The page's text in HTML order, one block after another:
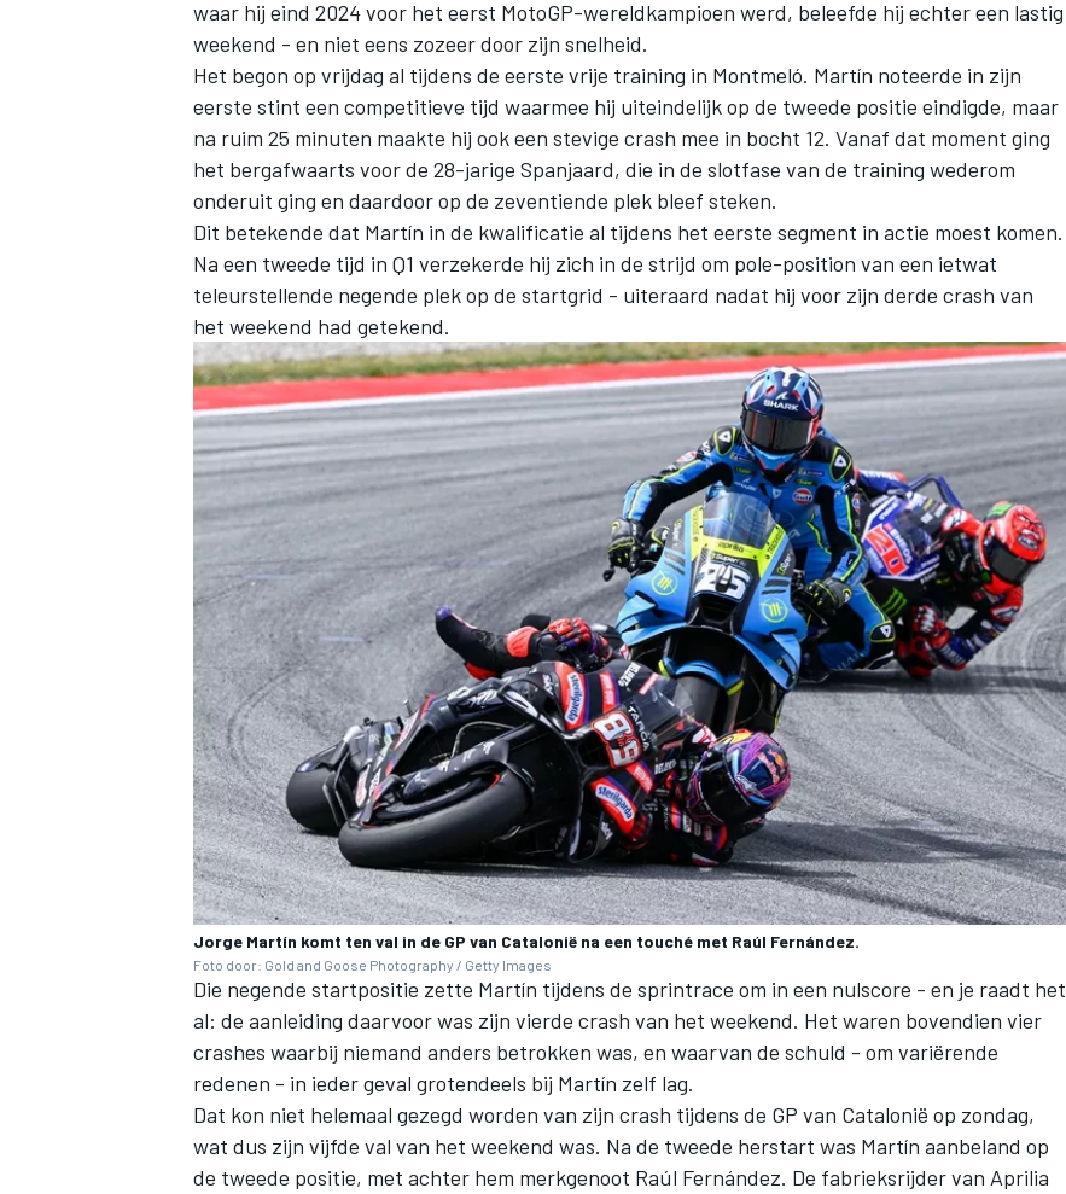
waar hij eind 2024 voor het eerst MotoGP-wereldkampioen werd, beleefde hij echter een lastig
weekend - en niet eens zozeer door zijn snelheid.
Het begon op vrijdag al tijdens de eerste vrije training in Montmeló. Martín noteerde in zijn
eerste stint een competitieve tijd waarmee hij uiteindelijk op de tweede positie eindigde, maar
na ruim 25 minuten maakte hij ook een stevige crash mee in bocht 12. Vanaf dat moment ging
het bergafwaarts voor de 28-jarige Spanjaard, die in de slotfase van de training wederom
onderuit ging en daardoor op de zeventiende plek bleef steken.
Dit betekende dat Martín in de kwalificatie al tijdens het eerste segment in actie moest komen.
Na een tweede tijd in Q1 verzekerde hij zich in de strijd om pole-position van een ietwat
teleurstellende negende plek op de startgrid - uiteraard nadat hij voor zijn derde crash van
het weekend had getekend.
Jorge Martín komt ten val in de GP van Catalonië na een touché met Raúl Fernández.
Foto door: Gold and Goose Photography / Getty Images
Die negende startpositie zette Martín tijdens de sprintrace om in een nulscore - en je raadt het
al: de aanleiding daarvoor was zijn vierde crash van het weekend. Het waren bovendien vier
crashes waarbij niemand anders betrokken was, en waarvan de schuld - om variërende
redenen - in ieder geval grotendeels bij Martín zelf lag.
Dat kon niet helemaal gezegd worden van zijn crash tijdens de GP van Catalonië op zondag,
wat dus zijn vijfde val van het weekend was. Na de tweede herstart was Martín aanbeland op
de tweede positie, met achter hem merkgenoot Raúl Fernández. De fabrieksrijder van Aprilia